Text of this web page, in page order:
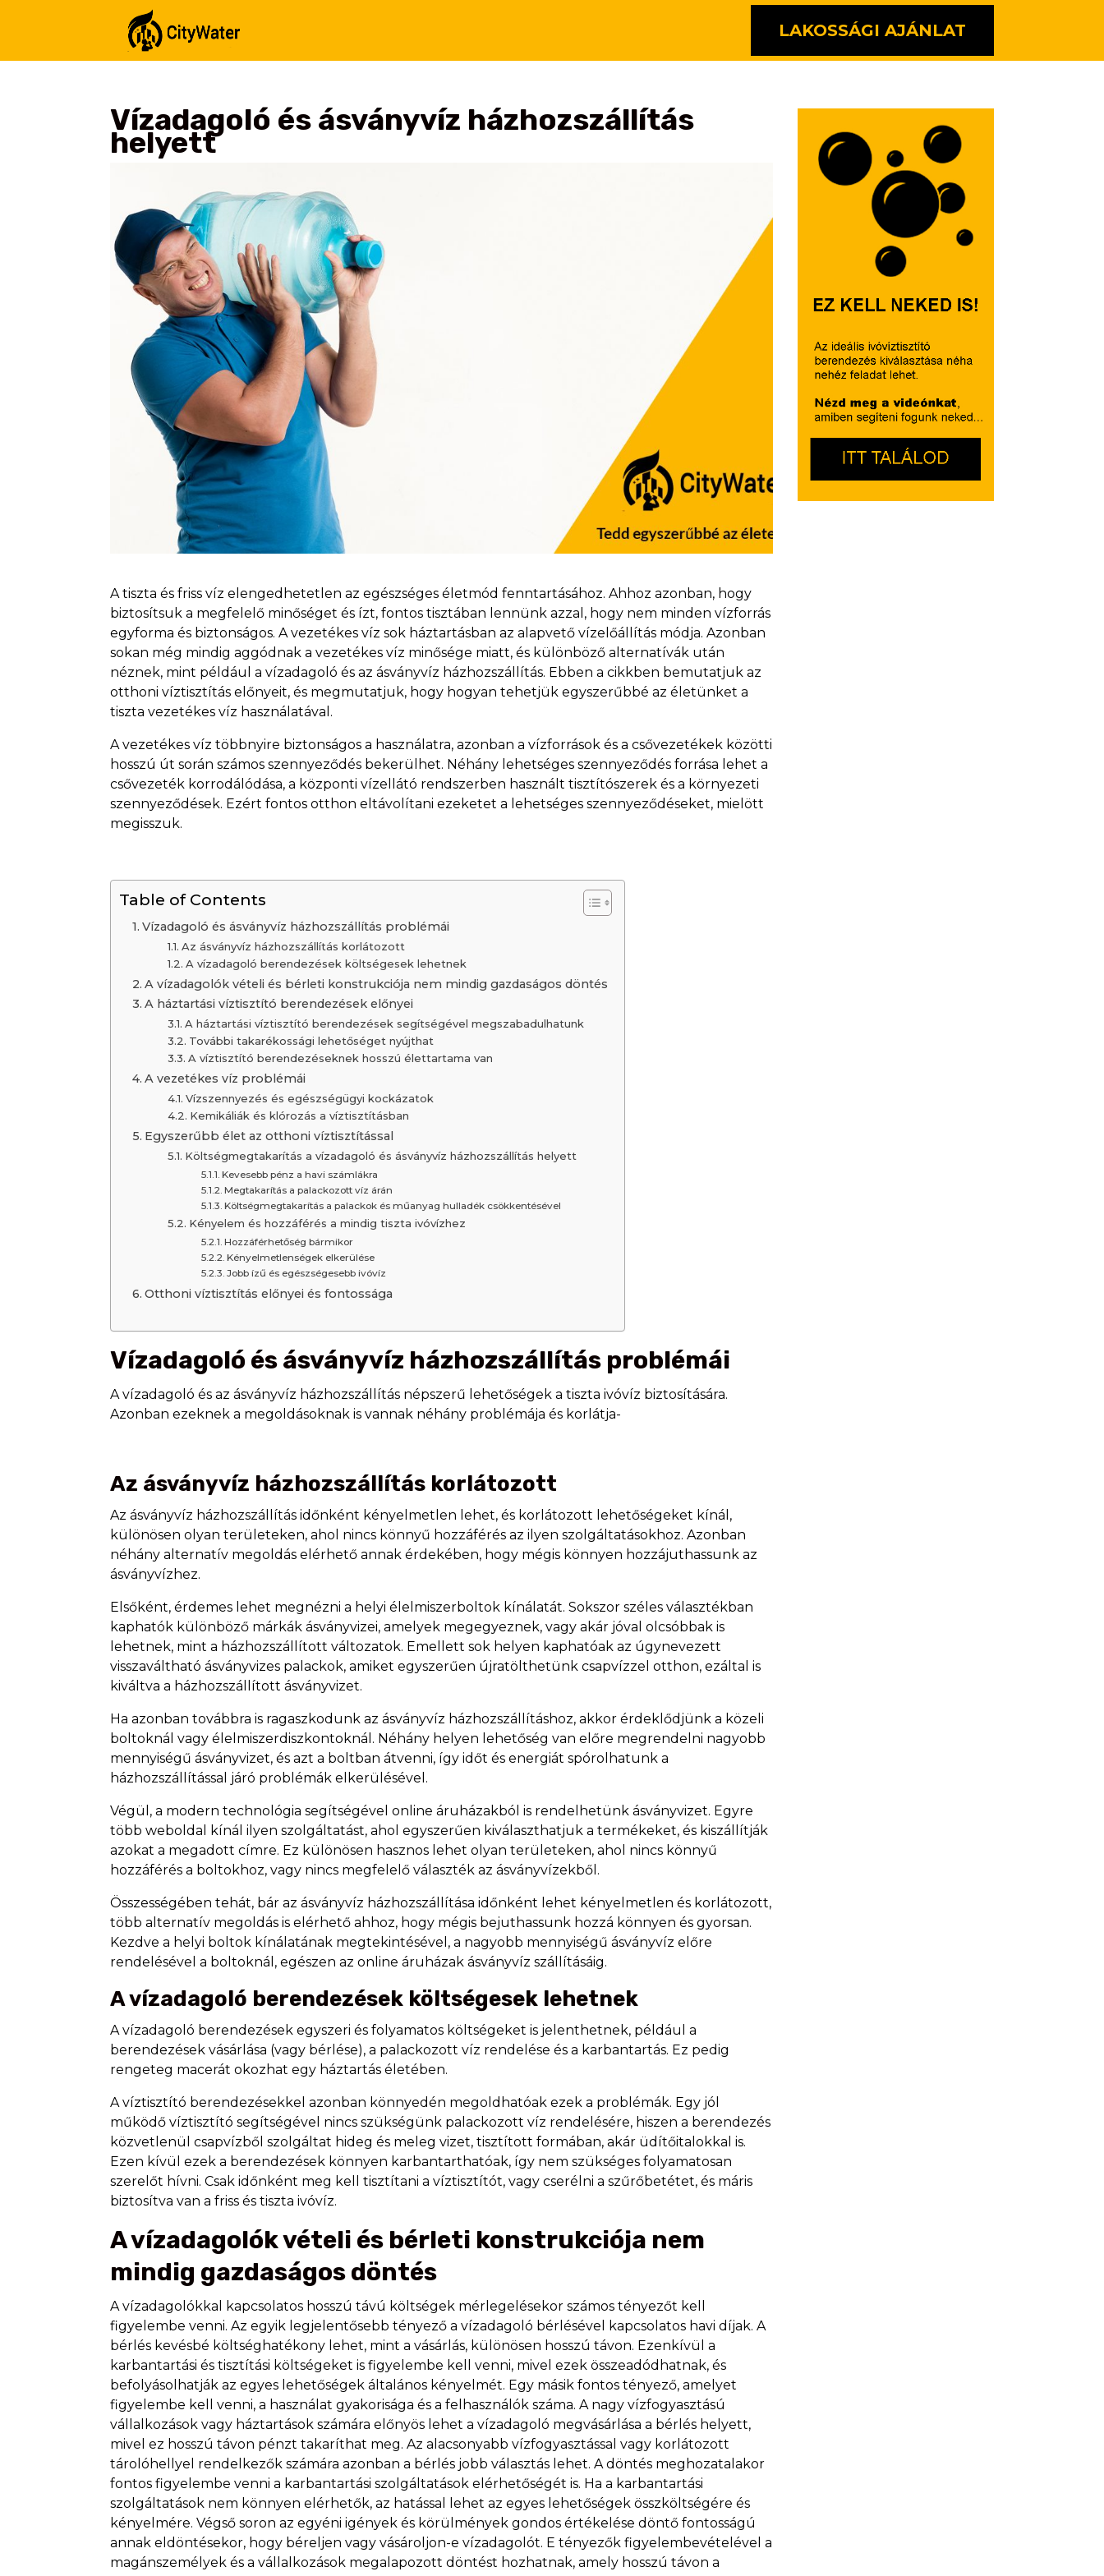
LAKOSSÁGI AJÁNLAT
Vízadagoló és ásványvíz házhozszállítás
helyett
A tiszta és friss víz elengedhetetlen az egészséges életmód fenntartásához. Ahhoz azonban, hogy
biztosítsuk a megfelelő minőséget és ízt, fontos tisztában lennünk azzal, hogy nem minden vízforrás
egyforma és biztonságos. A vezetékes víz sok háztartásban az alapvető vízelőállítás módja. Azonban
sokan még mindig aggódnak a vezetékes víz minősége miatt, és különböző alternatívák után
néznek, mint például a vízadagoló és az ásványvíz házhozszállítás. Ebben a cikkben bemutatjuk az
otthoni víztisztítás előnyeit, és megmutatjuk, hogy hogyan tehetjük egyszerűbbé az életünket a
tiszta vezetékes víz használatával.
A vezetékes víz többnyire biztonságos a használatra, azonban a vízforrások és a csővezetékek közötti
hosszú út során számos szennyeződés bekerülhet. Néhány lehetséges szennyeződés forrása lehet a
csővezeték korrodálódása, a központi vízellátó rendszerben használt tisztítószerek és a környezeti
szennyeződések. Ezért fontos otthon eltávolítani ezeketet a lehetséges szennyeződéseket, mielött
megisszuk.
Table of Contents
Vízadagoló és ásványvíz házhozszállítás problémái
Az ásványvíz házhozszállítás korlátozott
A vízadagoló berendezések költségesek lehetnek
A vízadagolók vételi és bérleti konstrukciója nem mindig gazdaságos döntés
A háztartási víztisztító berendezések előnyei
A háztartási víztisztító berendezések segítségével megszabadulhatunk
További takarékossági lehetőséget nyújthat
A víztisztító berendezéseknek hosszú élettartama van
A vezetékes víz problémái
Vízszennyezés és egészségügyi kockázatok
Kemikáliák és klórozás a víztisztításban
Egyszerűbb élet az otthoni víztisztítással
Költségmegtakarítás a vízadagoló és ásványvíz házhozszállítás helyett
Kevesebb pénz a havi számlákra
Megtakarítás a palackozott víz árán
Költségmegtakarítás a palackok és műanyag hulladék csökkentésével
Kényelem és hozzáférés a mindig tiszta ivóvízhez
Hozzáférhetőség bármikor
Kényelmetlenségek elkerülése
Jobb ízű és egészségesebb ivóvíz
Otthoni víztisztítás előnyei és fontossága
Vízadagoló és ásványvíz házhozszállítás problémái
A vízadagoló és az ásványvíz házhozszállítás népszerű lehetőségek a tiszta ivóvíz biztosítására.
Azonban ezeknek a megoldásoknak is vannak néhány problémája és korlátja-
Az ásványvíz házhozszállítás korlátozott
Az ásványvíz házhozszállítás időnként kényelmetlen lehet, és korlátozott lehetőségeket kínál,
különösen olyan területeken, ahol nincs könnyű hozzáférés az ilyen szolgáltatásokhoz. Azonban
néhány alternatív megoldás elérhető annak érdekében, hogy mégis könnyen hozzájuthassunk az
ásványvízhez.
Elsőként, érdemes lehet megnézni a helyi élelmiszerboltok kínálatát. Sokszor széles választékban
kaphatók különböző márkák ásványvizei, amelyek megegyeznek, vagy akár jóval olcsóbbak is
lehetnek, mint a házhozszállított változatok. Emellett sok helyen kaphatóak az úgynevezett
visszaváltható ásványvizes palackok, amiket egyszerűen újratölthetünk csapvízzel otthon, ezáltal is
kiváltva a házhozszállított ásványvizet.
Ha azonban továbbra is ragaszkodunk az ásványvíz házhozszállításhoz, akkor érdeklődjünk a közeli
boltoknál vagy élelmiszerdiszkontoknál. Néhány helyen lehetőség van előre megrendelni nagyobb
mennyiségű ásványvizet, és azt a boltban átvenni, így időt és energiát spórolhatunk a
házhozszállítással járó problémák elkerülésével.
Végül, a modern technológia segítségével online áruházakból is rendelhetünk ásványvizet. Egyre
több weboldal kínál ilyen szolgáltatást, ahol egyszerűen kiválaszthatjuk a termékeket, és kiszállítják
azokat a megadott címre. Ez különösen hasznos lehet olyan területeken, ahol nincs könnyű
hozzáférés a boltokhoz, vagy nincs megfelelő választék az ásványvízekből.
Összességében tehát, bár az ásványvíz házhozszállítása időnként lehet kényelmetlen és korlátozott,
több alternatív megoldás is elérhető ahhoz, hogy mégis bejuthassunk hozzá könnyen és gyorsan.
Kezdve a helyi boltok kínálatának megtekintésével, a nagyobb mennyiségű ásványvíz előre
rendelésével a boltoknál, egészen az online áruházak ásványvíz szállításáig.
A vízadagoló berendezések költségesek lehetnek
A vízadagoló berendezések egyszeri és folyamatos költségeket is jelenthetnek, például a
berendezések vásárlása (vagy bérlése), a palackozott víz rendelése és a karbantartás. Ez pedig
rengeteg macerát okozhat egy háztartás életében.
A víztisztító berendezésekkel azonban könnyedén megoldhatóak ezek a problémák. Egy jól
működő víztisztító segítségével nincs szükségünk palackozott víz rendelésére, hiszen a berendezés
közvetlenül csapvízből szolgáltat hideg és meleg vizet, tisztított formában, akár üdítőitalokkal is.
Ezen kívül ezek a berendezések könnyen karbantarthatóak, így nem szükséges folyamatosan
szerelőt hívni. Csak időnként meg kell tisztítani a víztisztítót, vagy cserélni a szűrőbetétet, és máris
biztosítva van a friss és tiszta ivóvíz.
A vízadagolók vételi és bérleti konstrukciója nem
mindig gazdaságos döntés
A vízadagolókkal kapcsolatos hosszú távú költségek mérlegelésekor számos tényezőt kell
figyelembe venni. Az egyik legjelentősebb tényező a vízadagoló bérlésével kapcsolatos havi díjak. A
bérlés kevésbé költséghatékony lehet, mint a vásárlás, különösen hosszú távon. Ezenkívül a
karbantartási és tisztítási költségeket is figyelembe kell venni, mivel ezek összeadódhatnak, és
befolyásolhatják az egyes lehetőségek általános kényelmét. Egy másik fontos tényező, amelyet
figyelembe kell venni, a használat gyakorisága és a felhasználók száma. A nagy vízfogyasztású
vállalkozások vagy háztartások számára előnyös lehet a vízadagoló megvásárlása a bérlés helyett,
mivel ez hosszú távon pénzt takaríthat meg. Az alacsonyabb vízfogyasztással vagy korlátozott
tárolóhellyel rendelkezők számára azonban a bérlés jobb választás lehet. A döntés meghozatalakor
fontos figyelembe venni a karbantartási szolgáltatások elérhetőségét is. Ha a karbantartási
szolgáltatások nem könnyen elérhetők, az hatással lehet az egyes lehetőségek összköltségére és
kényelmére. Végső soron az egyéni igények és körülmények gondos értékelése döntő fontosságú
annak eldöntésekor, hogy béreljen vagy vásároljon-e vízadagolót. E tényezők figyelembevételével a
magánszemélyek és a vállalkozások megalapozott döntést hozhatnak, amely hosszú távon a